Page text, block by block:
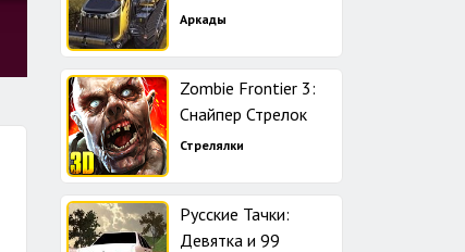
Аркады
Zombie Frontier 3:
Снайпер Стрелок
Стрелялки
Русские Тачки:
Девятка и 99